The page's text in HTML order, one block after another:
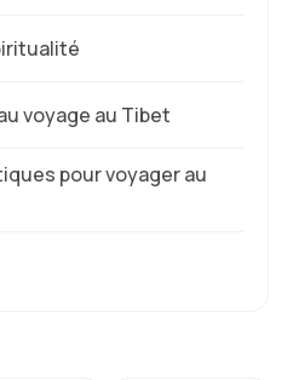
voyage au Tibet
pour voyager au